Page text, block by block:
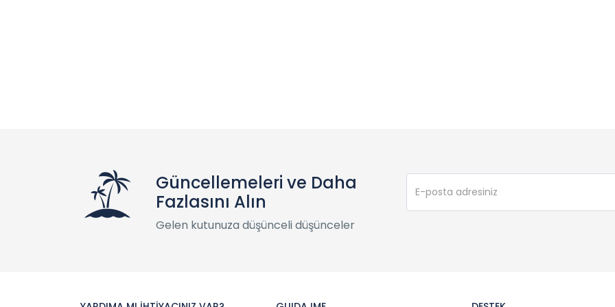
Güncellemeleri ve Daha
Fazlasını Alın
Gelen kutunuza düşünceli düşünceler